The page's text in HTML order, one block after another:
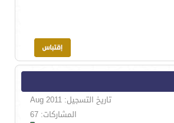
تاريخ التسجيل: Aug 2011
المشاركات: 67